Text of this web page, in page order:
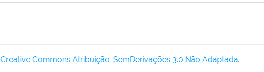
Creative Commons Atribuição-SemDerivações 3.0 Não Adaptada.